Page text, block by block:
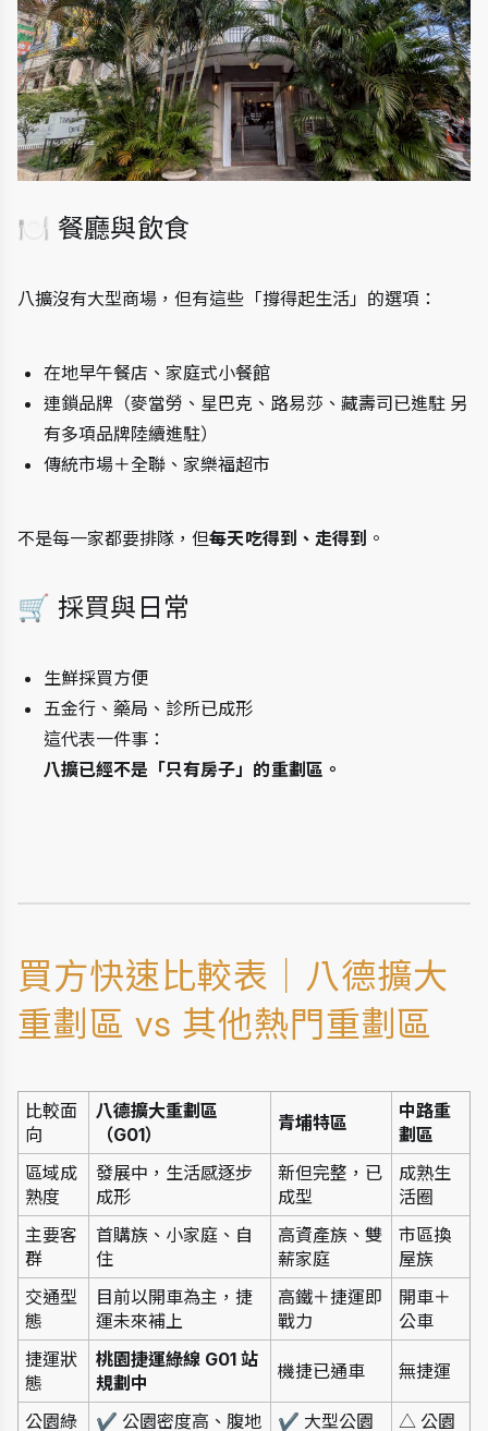
🍽 餐廳與飲食
八擴沒有大型商場，但有這些「撐得起生活」的選項：
在地早午餐店、家庭式小餐館
連鎖品牌（麥當勞、星巴克、路易莎、藏壽司已進駐 另
有多項品牌陸續進駐）
傳統市場＋全聯、家樂福超市
不是每一家都要排隊，但每天吃得到、走得到 。
🛒 採買與日常
生鮮採買方便
五金行、藥局、診所已成形
這代表一件事：
八擴已經不是「只有房子」的重劃區。
買方快速比較表｜八德擴大
重劃區 vs 其他熱門重劃區
比較面
向
八德擴大重劃區
（G01）
青埔特區
中路重
劃區
區域成
熟度
發展中，生活感逐步
成形
新但完整，已
成型
成熟生
活圈
主要客
群
首購族、小家庭、自
住
高資產族、雙
薪家庭
市區換
屋族
交通型
態
目前以開車為主，捷
運未來補上
高鐵＋捷運即
戰力
開車＋
公車
捷運狀
態
桃園捷運綠線 G01 站
規劃中
機捷已通車 無捷運
公園綠 ✔ 公園密度高、腹地 ✔ 大型公園 △ 公園